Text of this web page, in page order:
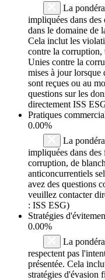
La
impliquées dans des
dans le domaine de
Cela inclut les
contre la corruption,
Unies contre la
mises à jour lorsque
sont reçues ou au
questions sur les
directement ISS
Pratiques
0.00%
La
impliquées dans des
corruption, de
anticoncurrentiels
avez des questions
veuillez contacter
: ISS ESG)
Stratégies
0.00%
La
respectent pas
présentée. Cela
stratégies d'évasion